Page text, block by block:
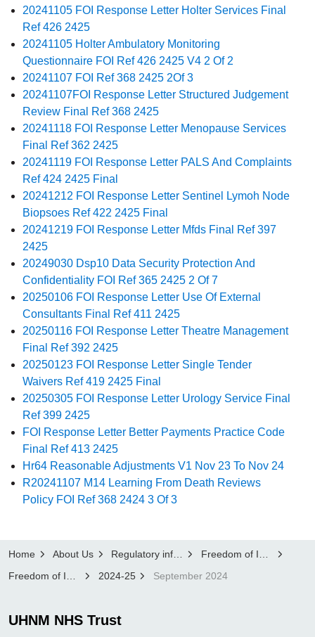
20241105 FOI Response Letter Holter Services Final
Ref 426 2425
20241105 Holter Ambulatory Monitoring
Questionnaire FOI Ref 426 2425 V4 2 Of 2
20241107 FOI Ref 368 2425 2Of 3
20241107FOI Response Letter Structured Judgement
Review Final Ref 368 2425
20241118 FOI Response Letter Menopause Services
Final Ref 362 2425
20241119 FOI Response Letter PALS And Complaints
Ref 424 2425 Final
20241212 FOI Response Letter Sentinel Lymoh Node
Biopsoes Ref 422 2425 Final
20241219 FOI Response Letter Mfds Final Ref 397
2425
20249030 Dsp10 Data Security Protection And
Confidentiality FOI Ref 365 2425 2 Of 7
20250106 FOI Response Letter Use Of External
Consultants Final Ref 411 2425
20250116 FOI Response Letter Theatre Management
Final Ref 392 2425
20250123 FOI Response Letter Single Tender
Waivers Ref 419 2425 Final
20250305 FOI Response Letter Urology Service Final
Ref 399 2425
FOI Response Letter Better Payments Practice Code
Final Ref 413 2425
Hr64 Reasonable Adjustments V1 Nov 23 To Nov 24
R20241107 M14 Learning From Death Reviews
Policy FOI Ref 368 2424 3 Of 3
Home About Us Regulatory information
Freedom of Information Publication Scheme
Freedom of Information Disclosure Log
2024-25 September 2024
UHNM NHS Trust